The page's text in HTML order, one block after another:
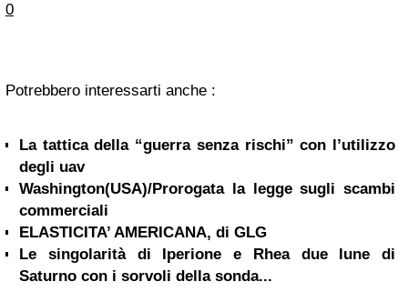
0
Potrebbero interessarti anche :
La tattica della “guerra senza rischi” con l’utilizzo
degli uav
Washington(USA)/Prorogata la legge sugli scambi
commerciali
ELASTICITA’ AMERICANA, di GLG
Le singolarità di Iperione e Rhea due lune di
Saturno con i sorvoli della sonda...